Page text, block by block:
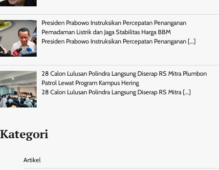
Presiden Prabowo Instruksikan Percepatan Penanganan
Pemadaman Listrik dan Jaga Stabilitas Harga BBM
Presiden Prabowo Instruksikan Percepatan Penanganan […]
28 Calon Lulusan Polindra Langsung Diserap RS Mitra Plumbon
Patrol Lewat Program Kampus Hering
28 Calon Lulusan Polindra Langsung Diserap RS Mitra […]
Kategori
Artikel